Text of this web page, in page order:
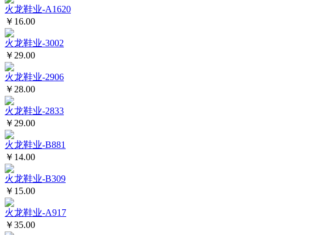
火龙鞋业-A1620
￥16.00
火龙鞋业-3002
￥29.00
火龙鞋业-2906
￥28.00
火龙鞋业-2833
￥29.00
火龙鞋业-B881
￥14.00
火龙鞋业-B309
￥15.00
火龙鞋业-A917
￥35.00